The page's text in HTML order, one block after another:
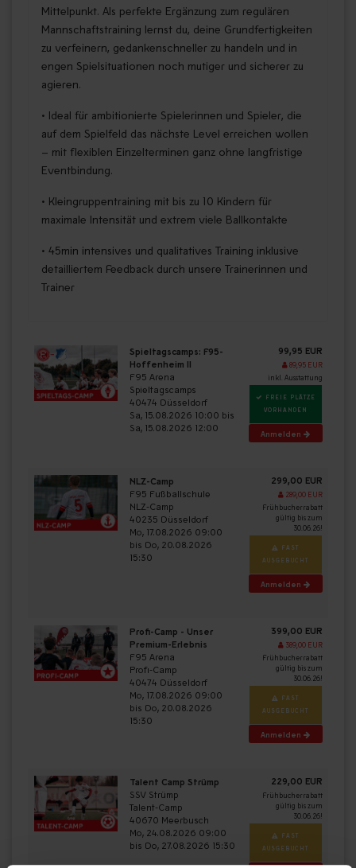
Mittelpunkt. Als perfekte Ergänzung zum regulären
Mannschaftstraining lernst du, deine Grundfertigkeiten
zu verfeinern, gedankenschneller zu handeln und in
engen Spielsituationen noch mutiger und sicherer zu
agieren.
• Ideal für ambitionierte Spielerinnen und Spieler, die
auf dem Spielfeld das nächste Level erreichen wollen
– mit flexiblen Einzelterminen ganz ohne langfristige
Eventbindung.
• Kleingruppentraining mit bis zu 10 Kindern für
maximale Intensität und extrem viele Ballkontakte
• 45min intensives und qualitatives Training inklusive
detailliertem Feedback durch unsere Trainerinnen und
Trainer
Spieltagscamps: F95-
Hoffenheim II
F95 Arena
Spieltagscamps
40474 Düsseldorf
Sa, 15.08.2026 10:00 bis
Sa, 15.08.2026 12:00
99,95 EUR
89,95 EUR
inkl. Ausstattung
FREIE PLÄTZE
VORHANDEN
Anmelden
NLZ-Camp
F95 Fußballschule
NLZ-Camp
40235 Düsseldorf
Mo, 17.08.2026 09:00
bis Do, 20.08.2026
15:30
299,00 EUR
289,00 EUR
Frühbucherrabatt
gültig bis zum
30.06.26!
FAST
AUSGEBUCHT
Anmelden
Profi-Camp - Unser
Premium-Erlebnis
F95 Arena
Profi-Camp
40474 Düsseldorf
Mo, 17.08.2026 09:00
bis Do, 20.08.2026
15:30
399,00 EUR
389,00 EUR
Frühbucherrabatt
gültig bis zum
30.06.26!
FAST
AUSGEBUCHT
Anmelden
Talent Camp Strümp
SSV Strümp
Talent-Camp
40670 Meerbusch
Mo, 24.08.2026 09:00
bis Do, 27.08.2026 15:30
229,00 EUR
Frühbucherrabatt
gültig bis zum
30.06.26!
FAST
AUSGEBUCHT